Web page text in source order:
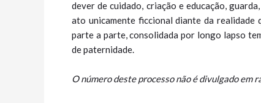
dever de cuidado, criação e educação,
ato unicamente ficcional diante da realidade
parte a parte, consolidada por longo lapso
de paternidade.
O número deste processo não é divulgado em